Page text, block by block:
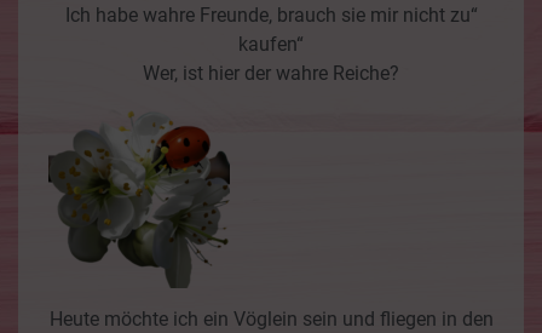
Ich habe wahre Freunde, brauch sie mir nicht zu“
kaufen“
Wer, ist hier der wahre Reiche?
Heute möchte ich ein Vöglein sein und fliegen in den